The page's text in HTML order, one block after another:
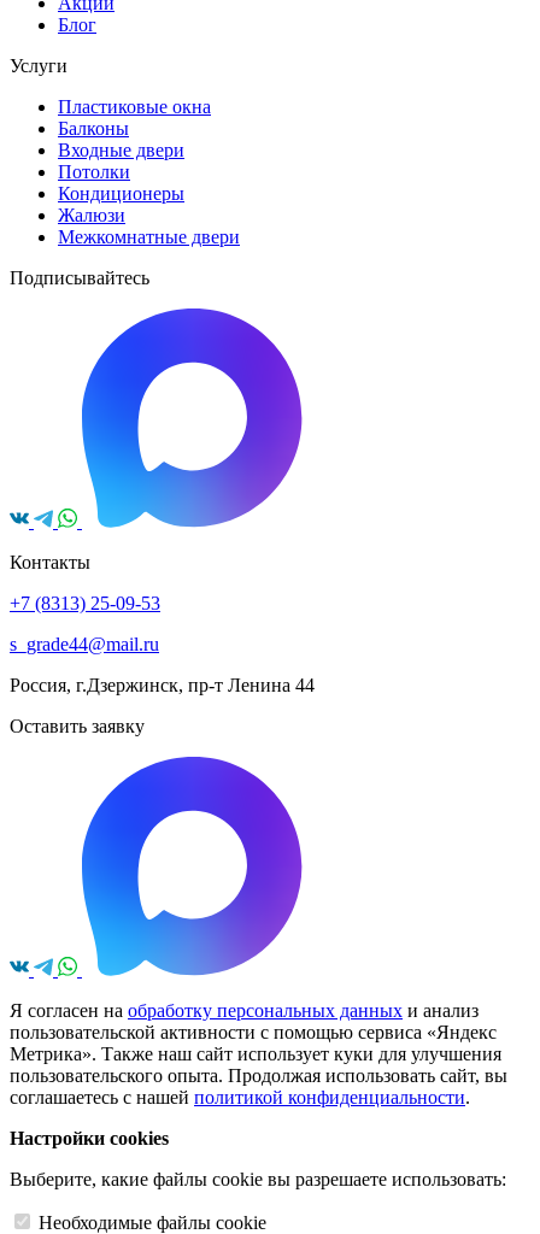
Блог
Услуги
Пластиковые окна
Балконы
Входные двери
Потолки
Кондиционеры
Жалюзи
Межкомнатные двери
Подписывайтесь
Контакты
+7 (8313) 25-09-53
s_grade44@mail.ru
Россия, г.Дзержинск, пр-т Ленина 44
Оставить заявку
Я согласен на обработку персональных данных и анализ
пользовательской активности с помощью сервиса «Яндекс
Метрика». Также наш сайт использует куки для улучшения
пользовательского опыта. Продолжая использовать сайт, вы
соглашаетесь с нашей политикой конфиденциальности.
Настройки cookies
Выберите, какие файлы cookie вы разрешаете использовать:
Необходимые файлы cookie